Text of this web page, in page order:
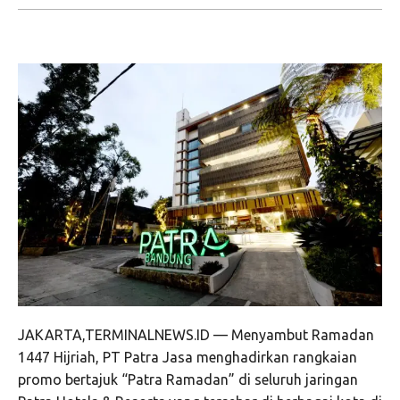
JAKARTA,TERMINALNEWS.ID — Menyambut Ramadan
1447 Hijriah, PT Patra Jasa menghadirkan rangkaian
promo bertajuk “Patra Ramadan” di seluruh jaringan